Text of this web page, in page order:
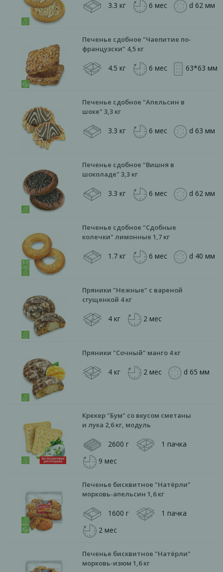
3.3 кг 6 мес d 62 мм
Печенье сдобное "Чаепитие по-
французски" 4,5 кг
4.5 кг 6 мес 63*63 мм
Печенье сдобное "Апельсин в
шоке" 3,3 кг
3.3 кг 6 мес d 63 мм
Печенье сдобное "Вишня в
шоколаде" 3,3 кг
3.3 кг 6 мес d 62 мм
Печенье сдобное "Сдобные
колечки" лимонные 1,7 кг
1.7 кг 6 мес d 40 мм
Пряники "Нежные" с вареной
сгущенкой 4 кг
4 кг 2 мес
Пряники "Сочный" манго 4 кг
4 кг 2 мес d 65 мм
Крекер "Бум" со вкусом сметаны
и лука 2,6 кг, модуль
2600 г
1 пачка
9 мес
Печенье бисквитное "Натёрли"
морковь-апельсин 1,6 кг
1600 г
1 пачка
2 мес
Печенье бисквитное "Натёрли"
морковь-изюм 1,6 кг